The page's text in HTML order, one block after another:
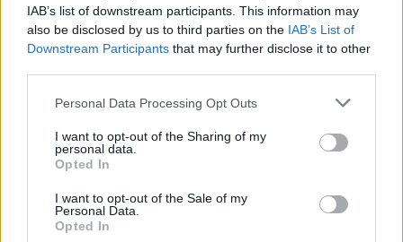
IAB’s list of downstream participants. This information may
also be disclosed by us to third parties on the IAB’s List of
Downstream Participants that may further disclose it to other
Personal Data Processing Opt Outs
I want to opt-out of the Sharing of my
personal data.
Opted In
I want to opt-out of the Sale of my
Personal Data.
Opted In